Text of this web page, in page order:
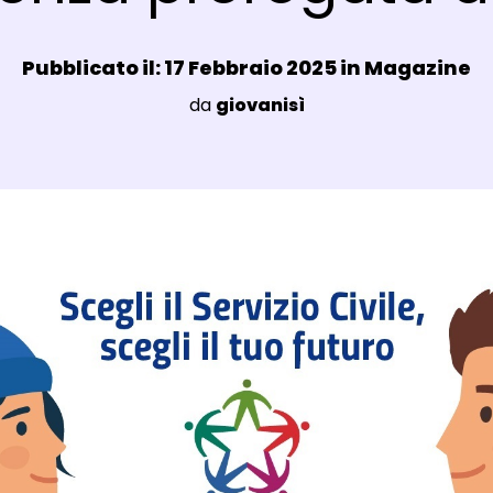
Data e ora:
Pubblicato il: 17 Febbraio 2025 in Magazine
Luogo:
da giovanisì
Post Magazine